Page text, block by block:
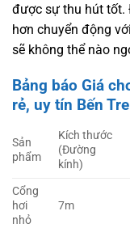
được sự thu hút tốt.
hơn chuyển động
sẽ không thể nào
Bảng báo Giá
rẻ, uy tín Bến Tre
Sản
phẩm
Kích thước
(Đường
kính)
Cổng
hơi
nhỏ
7m